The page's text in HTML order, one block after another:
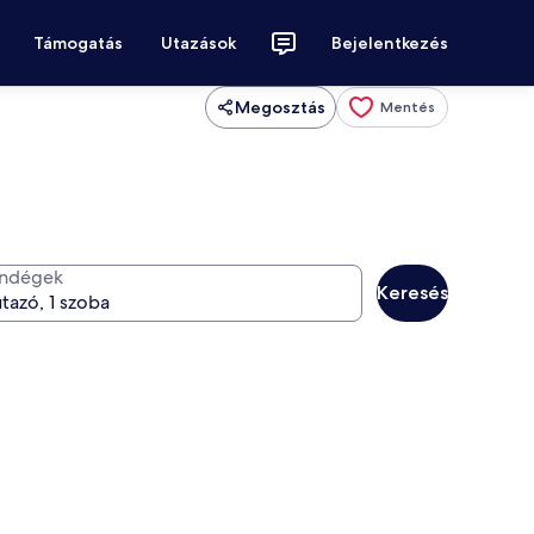
Támogatás Utazások Bejelentkezés
Megosztás Mentés
Keresés